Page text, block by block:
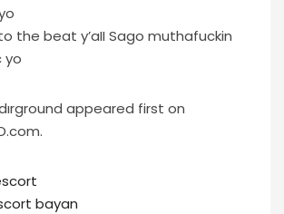
to the beat y’aII Sago muthafuckin
yo
appeared first on
bayan